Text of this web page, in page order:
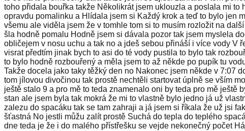
toho přidala bouřka takže Několikrát jsem uklouzla a poslala mi
opravdu pomalinku a Hlídala jsem si Každý krok a teď to bylo jen
všemu ale viděla jsem že v tomhle tom si to musím rozložit na
šla hodně pomalu Hodně jsem si dávala pozor tak jsem myslela
obličejem v nosu uchu a tak no a jdeš sebou přináší i více vody V
visrat předtím jinak bych to asi do té vody pustila to bylo tak
to bylo hodně rozbouřený a měla jsem to až někde po pupík tu
Takže docela jako taky těžký den no Nakonec jsem někde v 7:07
tom jílovou divočinou tak prostě nechtěli startovat úplně se vším
ještě stalo 9 a pro mě to teda znamenalo oni by teda pro mě
stan ale jsem byla tak mokrá že mi to vlastně bylo jedno já už
zalezu do spacáku tak se tam zahraji a já jsem si říkala že už jsi
šťastná No jestli můžu zalít prostě Suchá do tepla do teplého
dne teda je že i do malého přístřešku se vejde nekonečný počet